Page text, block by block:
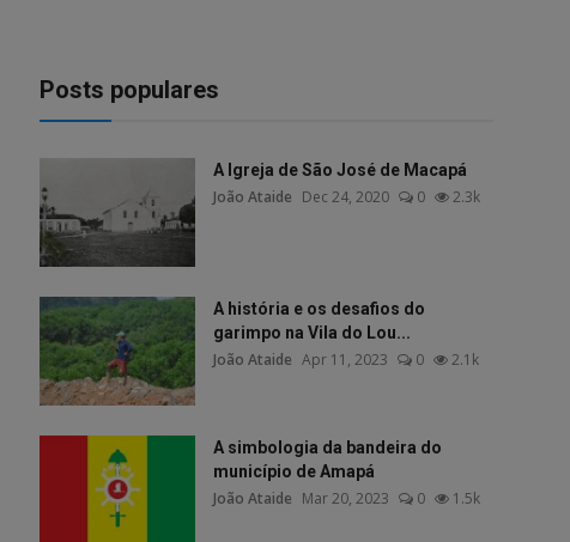
Posts populares
A Igreja de São José de Macapá
João Ataide Dec 24, 2020 0 2.3k
A história e os desafios do
garimpo na Vila do Lou...
João Ataide Apr 11, 2023 0 2.1k
A simbologia da bandeira do
município de Amapá
João Ataide Mar 20, 2023 0 1.5k